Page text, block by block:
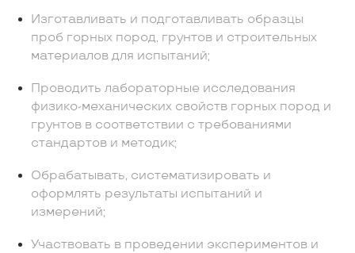
Изготавливать и подготавливать образцы
проб горных пород, грунтов и строительных
материалов для испытаний;
Проводить лабораторные исследования
физико-механических свойств горных пород и
грунтов в соответствии с требованиями
стандартов и методик;
Обрабатывать, систематизировать и
оформлять результаты испытаний и
измерений;
Участвовать в проведении экспериментов и